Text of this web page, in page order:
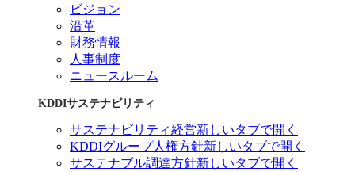
ビジョン
沿革
財務情報
人事制度
ニュースルーム
KDDIサステナビリティ
サステナビリティ経営新しいタブで開く
KDDIグループ人権方針新しいタブで開く
サステナブル調達方針新しいタブで開く